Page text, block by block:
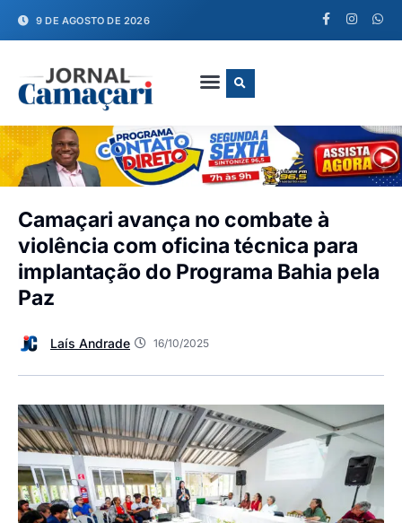
9 DE AGOSTO DE 2026
Camaçari avança no combate à
violência com oficina técnica para
implantação do Programa Bahia pela
Paz
Laís Andrade 16/10/2025